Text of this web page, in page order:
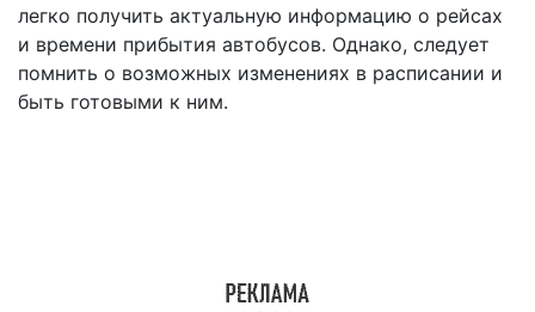
легко получить актуальную информацию о рейсах
и времени прибытия автобусов. Однако, следует
помнить о возможных изменениях в расписании и
быть готовыми к ним.